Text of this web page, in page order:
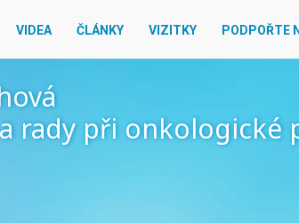
VIDEA ČLÁNKY VIZITKY PODPOŘTE
rady při onkologické